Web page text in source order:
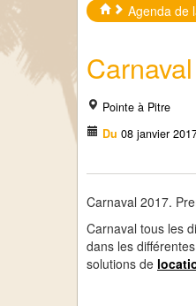
Agenda de
Pointe à Pitre
Du 08 janvier
Carnaval 2017.
Carnaval tous les
dans les
solutions de loca